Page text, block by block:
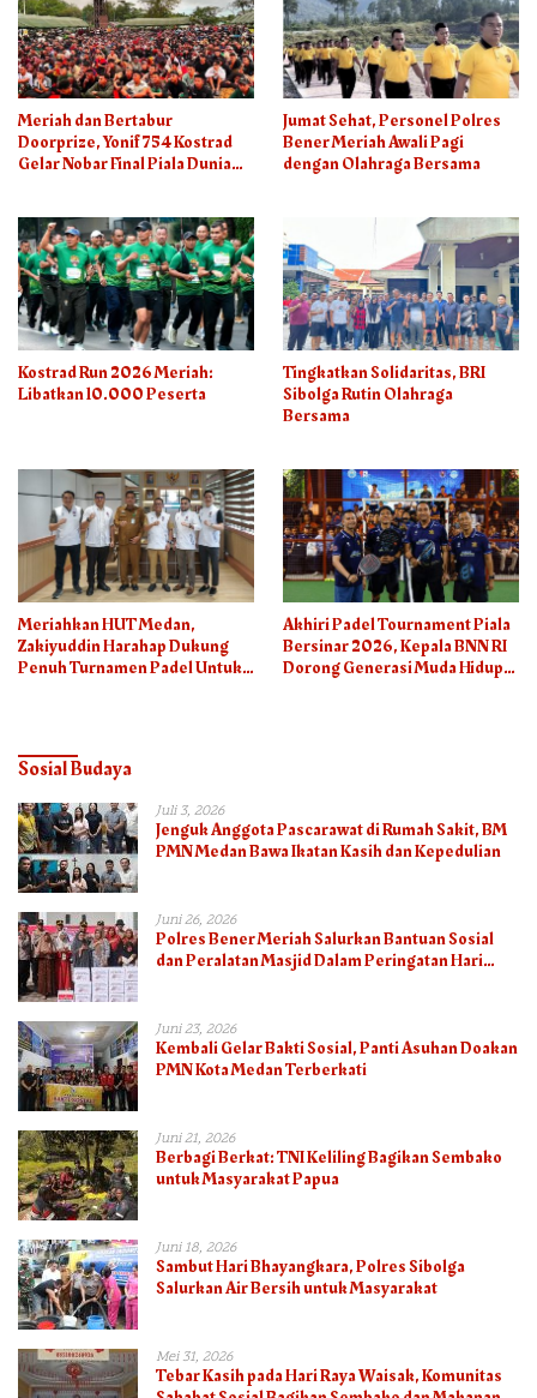
Meriah dan Bertabur
Doorprize, Yonif 754 Kostrad
Gelar Nobar Final Piala Dunia
Jumat Sehat, Personel Polres
Bener Meriah Awali Pagi
dengan Olahraga Bersama
Kostrad Run 2026 Meriah:
Libatkan 10.000 Peserta
Tingkatkan Solidaritas, BRI
Sibolga Rutin Olahraga
Bersama
Meriahkan HUT Medan,
Zakiyuddin Harahap Dukung
Penuh Turnamen Padel Untuk
Akhiri Padel Tournament Piala
Bersinar 2026, Kepala BNN RI
Dorong Generasi Muda Hidup
Sosial Budaya
Juli 3, 2026
Jenguk Anggota Pascarawat di Rumah Sakit, BM
PMN Medan Bawa Ikatan Kasih dan Kepedulian
Juni 26, 2026
Polres Bener Meriah Salurkan Bantuan Sosial
dan Peralatan Masjid Dalam Peringatan Hari
Juni 23, 2026
Kembali Gelar Bakti Sosial, Panti Asuhan Doakan
PMN Kota Medan Terberkati
Juni 21, 2026
Berbagi Berkat: TNI Keliling Bagikan Sembako
untuk Masyarakat Papua
Juni 18, 2026
Sambut Hari Bhayangkara, Polres Sibolga
Salurkan Air Bersih untuk Masyarakat
Mei 31, 2026
Tebar Kasih pada Hari Raya Waisak, Komunitas